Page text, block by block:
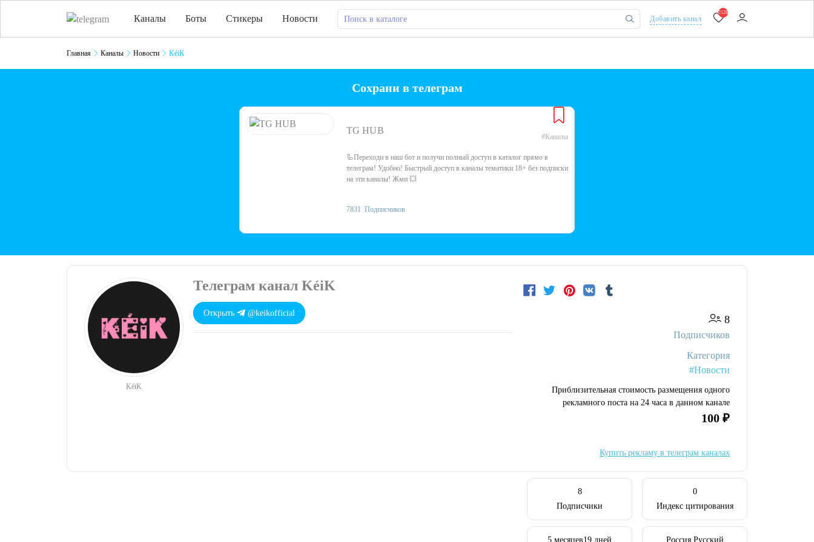
Каналы Боты Стикеры Новости Добавить канал
2128
Главная Каналы Новости KéiK
Сохрани в телеграм
TG HUB
#Каналы
🦾Переходи в наш бот и получи полный доступ в каталог прямо в
телеграм! Удобно! Быстрый доступ в каналы тематики 18+ без подписки
на эти каналы! Жми 💥
7831 Подписчиков
KéiK
Телеграм канал KéiK
Открыть @keikofficial
8
Подписчиков
Категория
#Новости
Приблизительная стоимость размещения одного
рекламного поста на 24 часа в данном канале
100 ₽
Купить рекламу в телеграм каналах
8
Подписчики
0
Индекс цитирования
5 месяцев19 дней
Россия Русский